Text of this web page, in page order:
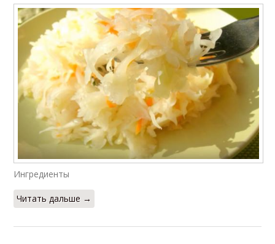
Ингредиенты
Читать дальше →